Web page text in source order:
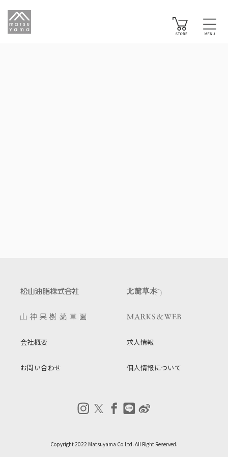
会社概要 求人情報
お問い合わせ 個人情報について
Copyright 2022 Matsuyama Co.Ltd. All Right Reserved.